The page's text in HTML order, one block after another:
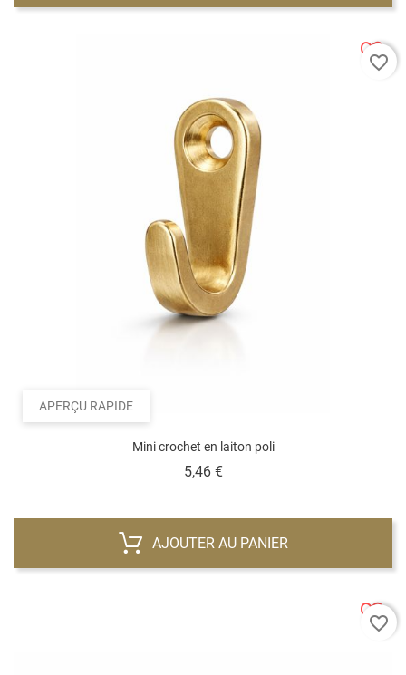
APERÇU RAPIDE
Mini crochet en laiton poli
5,46 €Prix
AJOUTER AU PANIER
favorite_border
favorite_border